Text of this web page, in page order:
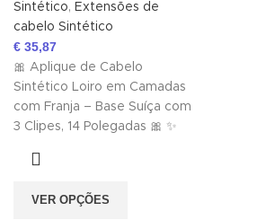
Sintético, Extensões de
cabelo Sintético
€ 35,87
🎀 Aplique de Cabelo
Sintético Loiro em Camadas
com Franja – Base Suíça com
3 Clipes, 14 Polegadas 🎀 ✨
VER OPÇÕES